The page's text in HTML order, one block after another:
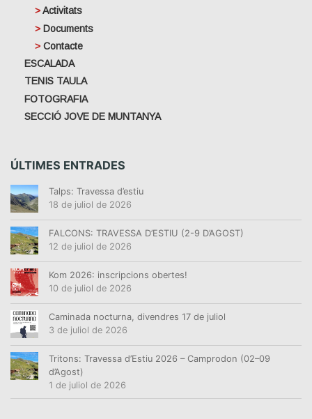
Activitats
Documents
Contacte
ESCALADA
TENIS TAULA
FOTOGRAFIA
SECCIÓ JOVE DE MUNTANYA
ÚLTIMES ENTRADES
Talps: Travessa d’estiu
18 de juliol de 2026
FALCONS: TRAVESSA D’ESTIU (2-9 D’AGOST)
12 de juliol de 2026
Kom 2026: inscripcions obertes!
10 de juliol de 2026
Caminada nocturna, divendres 17 de juliol
3 de juliol de 2026
Tritons: Travessa d’Estiu 2026 – Camprodon (02–09
d’Agost)
1 de juliol de 2026